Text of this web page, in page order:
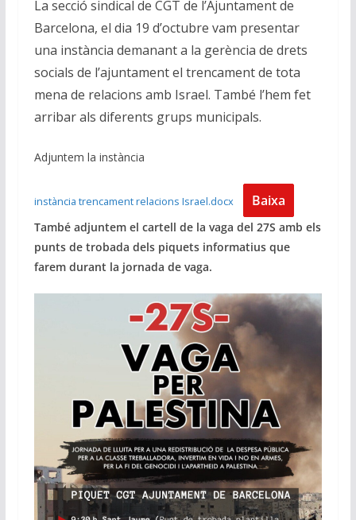
La secció sindical de CGT de l’Ajuntament de
Barcelona, el dia 19 d’octubre vam presentar
una instància demanant a la gerència de drets
socials de l’ajuntament el trencament de tota
mena de relacions amb Israel. També l’hem fet
arribar als diferents grups municipals.
Adjuntem la instància
instància trencament relacions Israel.docx Baixa
També adjuntem el cartell de la vaga del 27S amb els
punts de trobada dels piquets informatius que
farem durant la jornada de vaga.